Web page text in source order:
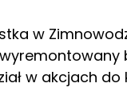
w
w akcjach